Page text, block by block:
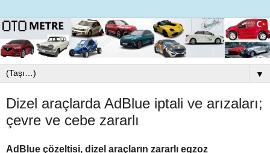
▼
Dizel araçlarda AdBlue iptali ve arızaları;
çevre ve cebe zararlı
AdBlue çözeltisi, dizel araçların zararlı egzoz